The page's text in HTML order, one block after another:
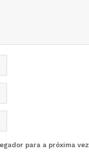
para a próxima